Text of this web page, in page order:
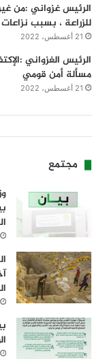
الرئيس غزواني :من
للزراعة ، بسبب
21 أغسطس، 2022
الرئيس الغزواني
مسألة أمن قومي
21 أغسطس، 2022
مجتمع